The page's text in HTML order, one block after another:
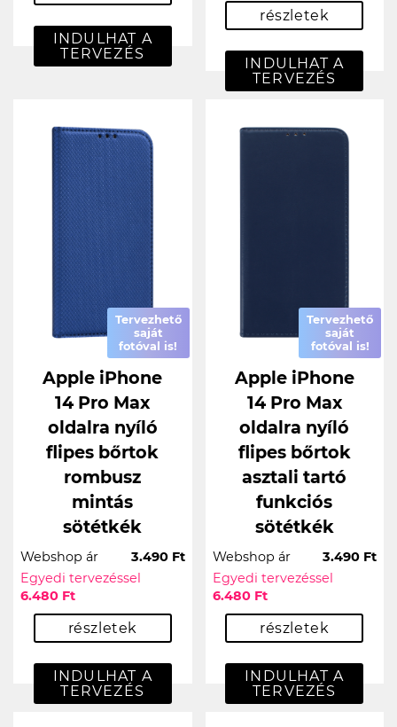
INDULHAT A
TERVEZÉS
részletek
INDULHAT A
TERVEZÉS
Tervezhető
saját
fotóval is!
Apple iPhone
14 Pro Max
oldalra nyíló
flipes bőrtok
rombusz
mintás
sötétkék
Webshop ár
3.490 Ft
Egyedi tervezéssel
6.480 Ft
részletek
INDULHAT A
TERVEZÉS
Tervezhető
saját
fotóval is!
Apple iPhone
14 Pro Max
oldalra nyíló
flipes bőrtok
asztali tartó
funkciós
sötétkék
Webshop ár
3.490 Ft
Egyedi tervezéssel
6.480 Ft
részletek
INDULHAT A
TERVEZÉS